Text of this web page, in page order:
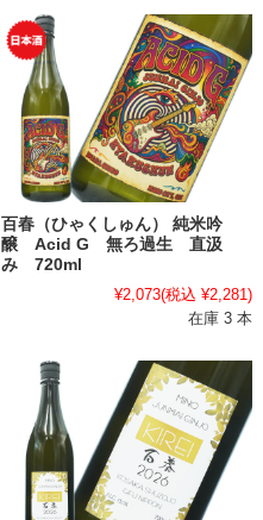
百春（ひゃくしゅん） 純米吟
醸 Acid G 無ろ過生 直汲
み 720ml
¥2,073(税込 ¥2,281)
在庫 3 本